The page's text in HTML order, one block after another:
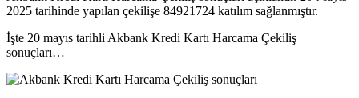
2025 tarihinde yapılan çekilişe 84921724 katılım sağlanmıştır.
İşte 20 mayıs tarihli Akbank Kredi Kartı Harcama Çekiliş
sonuçları…